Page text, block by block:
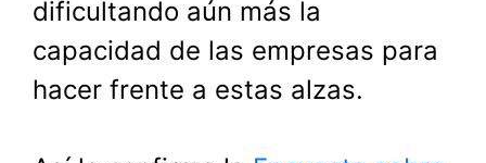
dificultando aún más la
capacidad de las empresas para
hacer frente a estas alzas.